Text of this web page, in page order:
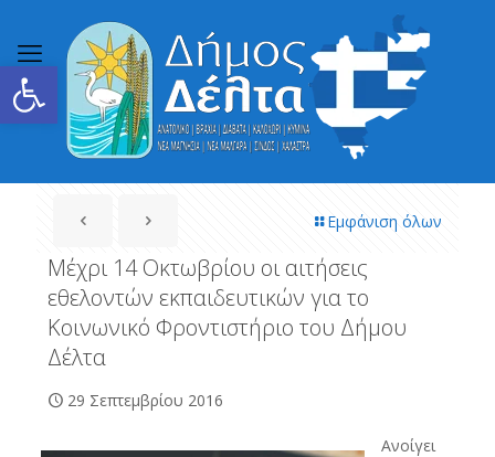
Ανοίξτε τη γραμμή εργαλείων
Εμφάνιση όλων
Μέχρι 14 Οκτωβρίου οι αιτήσεις
εθελοντών εκπαιδευτικών για το
Κοινωνικό Φροντιστήριο του Δήμου
Δέλτα
29 Σεπτεμβρίου 2016
Ανοίγει